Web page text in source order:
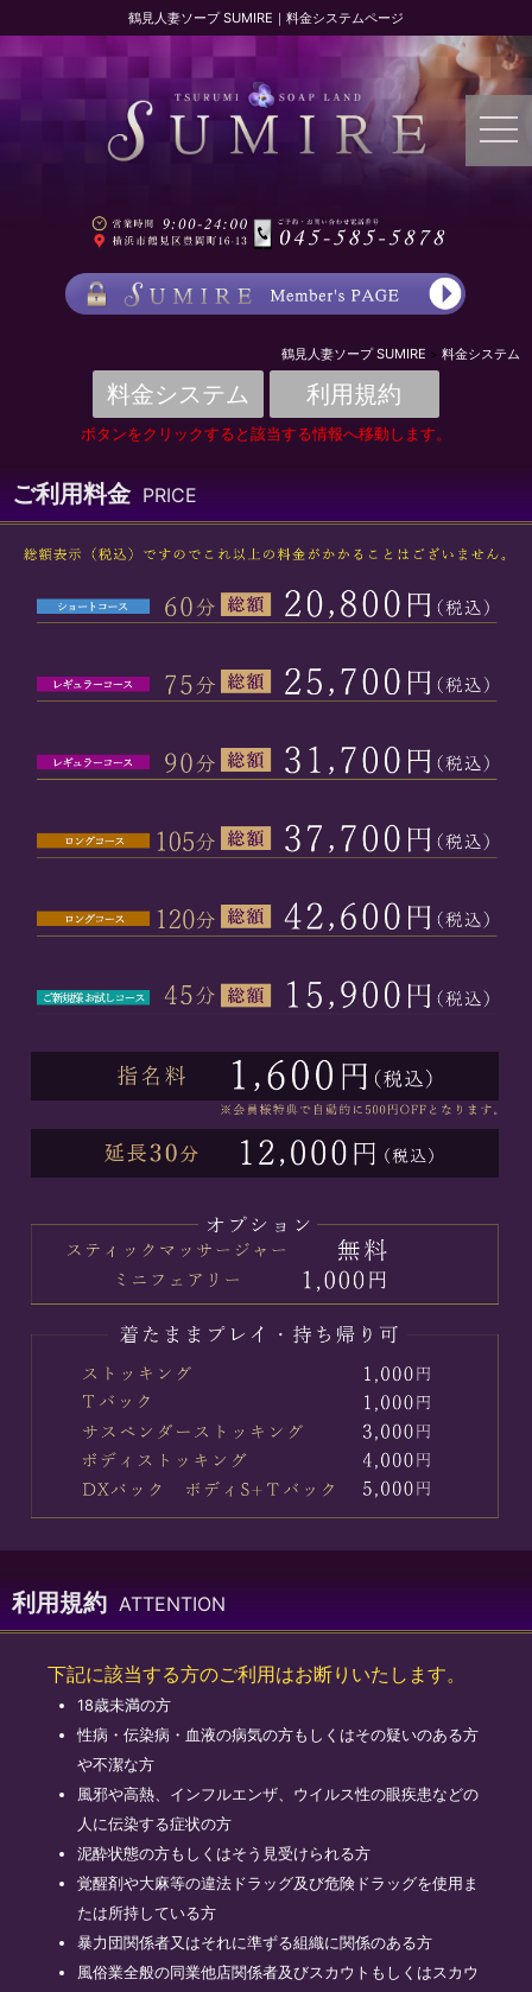
鶴見人妻ソープ SUMIRE｜料金システムページ
鶴見人妻ソープ SUMIRE 料金システム
料金システム 利用規約
ボタンをクリックすると該当する情報へ移動します。
ご利用料金 PRICE
利用規約 ATTENTION
下記に該当する方のご利用はお断りいたします。
18歳未満の方
性病・伝染病・血液の病気の方もしくはその疑いのある方
や不潔な方
風邪や高熱、インフルエンザ、ウイルス性の眼疾患などの
人に伝染する症状の方
泥酔状態の方もしくはそう見受けられる方
覚醒剤や大麻等の違法ドラッグ及び危険ドラッグを使用ま
たは所持している方
暴力団関係者又はそれに準ずる組織に関係のある方
風俗業全般の同業他店関係者及びスカウトもしくはスカウ